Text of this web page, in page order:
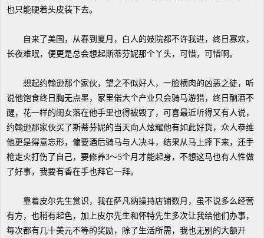
也只能硬着头皮装下去。
自来了美国，从春到夏月，白人的妓院都不许我进，终日寡欢，
长夜难眠，便更是总会想起斯蒂芬妮那个丫头，可惜，可惜啊。
想起约翰逊那个家伙，望之不似好人，一脸横肉的凶恶之徒，听
说他饱食终日胸无点墨，家里偌大个产业只会骑马游猎，终日酗酒不
醒，花一样的闺女落在他手里也得被毁了，可喜最近听得又有人说，
约翰逊那家伙买了斯蒂芬妮的当天向人炫耀他有如此好货，众人恭维
他更是得意忘形，偏要酒后骑马与人决斗，结果从马上摔下来，还手
枪走火打伤了自己，要修养3～5个月才能起身，不想这马也有人性做
了好事，我要有香在手也拜它一拜。
靠着皮尔先生赏识，我在萨凡纳操持店铺数月，虽不说多么经营
有方，也稍有起色，加上皮尔先生和怀特先生多次让我给他们办事，
每次都有几十美元不等的奖励，除了生活所需，我也无别的大额开